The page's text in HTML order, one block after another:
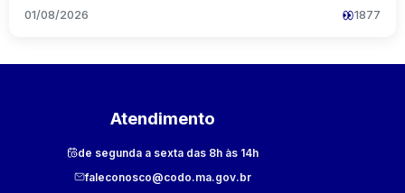
01/08/2026 1877
Atendimento
de segunda a sexta das 8h às 14h
faleconosco@codo.ma.gov.br